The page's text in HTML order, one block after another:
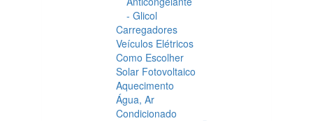
- Glicol
Carregadores
Veículos Elétricos
Como Escolher
Solar Fotovoltaico
Aquecimento
Água, Ar
Condicionado